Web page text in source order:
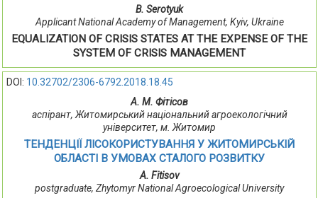
B. Serotyuk
Applicant National Academy of Management, Kyiv, Ukraine
EQUALIZATION OF CRISIS STATES AT THE EXPENSE OF THE
SYSTEM OF CRISIS MANAGEMENT
DOI: 10.32702/2306-6792.2018.18.45
А. М. Фітісов
аспірант, Житомирський національний агроекологічний
університет, м. Житомир
ТЕНДЕНЦІЇ ЛІСОКОРИСТУВАННЯ У ЖИТОМИРСЬКІЙ
ОБЛАСТІ В УМОВАХ СТАЛОГО РОЗВИТКУ
A. Fitisov
postgraduate, Zhytomyr National Agroecological University